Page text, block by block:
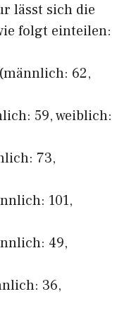
lässt sich die
folgt einteilen:
62,
59, weiblich:
73,
101,
49,
36,